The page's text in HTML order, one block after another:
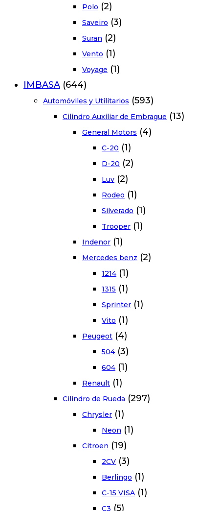
Polo (2)
Saveiro (3)
Suran (2)
Vento (1)
Voyage (1)
IMBASA (644)
Automóviles y Utilitarios (593)
Cilindro Auxiliar de Embrague (13)
General Motors (4)
C-20 (1)
D-20 (2)
Luv (2)
Rodeo (1)
Silverado (1)
Trooper (1)
Indenor (1)
Mercedes benz (2)
1214 (1)
1315 (1)
Sprinter (1)
Vito (1)
Peugeot (4)
504 (3)
604 (1)
Renault (1)
Cilindro de Rueda (297)
Chrysler (1)
Neon (1)
Citroen (19)
2CV (3)
Berlingo (1)
C-15 VISA (1)
C3 (5)